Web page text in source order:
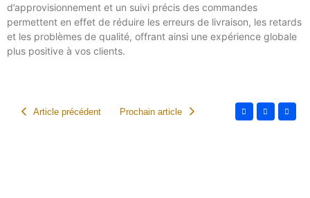
d’approvisionnement et un suivi précis des commandes
permettent en effet de réduire les erreurs de livraison, les retards
et les problèmes de qualité, offrant ainsi une expérience globale
plus positive à vos clients.
Article précédent Prochain article